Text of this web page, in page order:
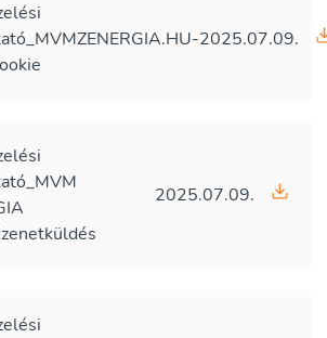
2025.07.09.
2025.07.09.